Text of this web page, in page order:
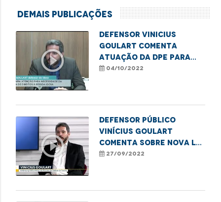
Demais Publicações
play_circle_outline
Defensor Vinicius
Goulart comenta
atuação da DPE para
garantir direitos dos
04/10/2022
play_circle_outline
Defensor público
Vinícius Goulart
comenta sobre nova lei
referente ao rol
27/09/2022